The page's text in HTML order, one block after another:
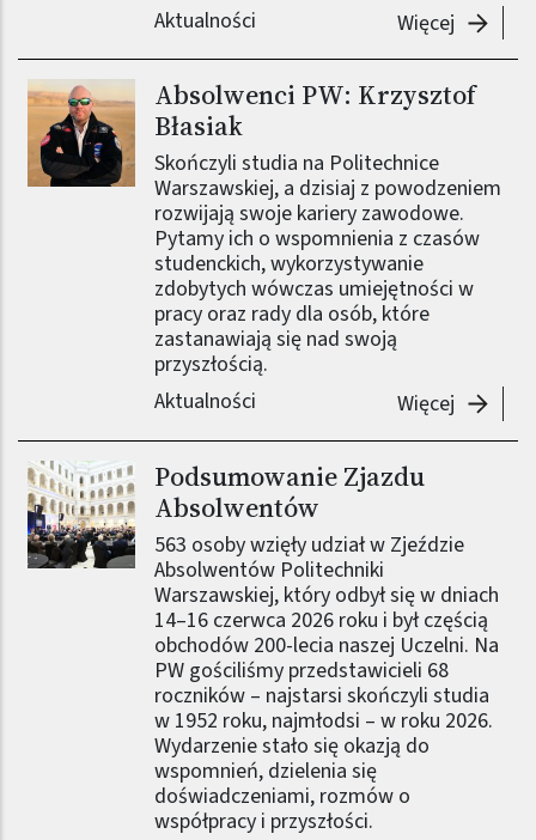
Aktualności
Więcej
Obraz (old)
Absolwenci PW: Krzysztof
Błasiak
Skończyli studia na Politechnice
Warszawskiej, a dzisiaj z powodzeniem
rozwijają swoje kariery zawodowe.
Pytamy ich o wspomnienia z czasów
studenckich, wykorzystywanie
zdobytych wówczas umiejętności w
pracy oraz rady dla osób, które
zastanawiają się nad swoją
przyszłością.
Aktualności
Więcej
Obraz (old)
Podsumowanie Zjazdu
Absolwentów
563 osoby wzięły udział w Zjeździe
Absolwentów Politechniki
Warszawskiej, który odbył się w dniach
14–16 czerwca 2026 roku i był częścią
obchodów 200-lecia naszej Uczelni. Na
PW gościliśmy przedstawicieli 68
roczników – najstarsi skończyli studia
w 1952 roku, najmłodsi – w roku 2026.
Wydarzenie stało się okazją do
wspomnień, dzielenia się
doświadczeniami, rozmów o
współpracy i przyszłości.